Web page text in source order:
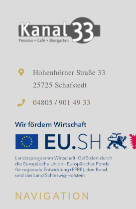
Gutscheine+Shop
Hohenhörner Straße 33
25725 Schafstedt
04805 / 901 49 33
NAVIGATION